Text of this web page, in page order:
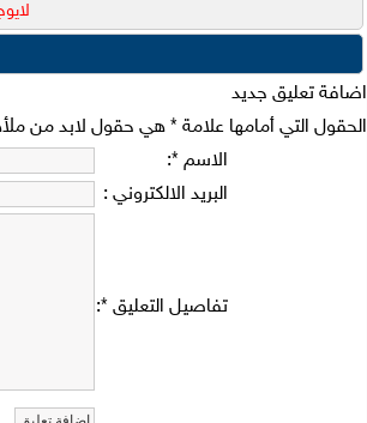
اضافة تعليق جديد
الحقول التي أمامها علامة * هي حقول لابد من
الاسم*
:
البريد الالكتروني:
تفاصيل التعليق*
: